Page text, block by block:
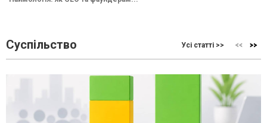
Суспільство Усі статті >>